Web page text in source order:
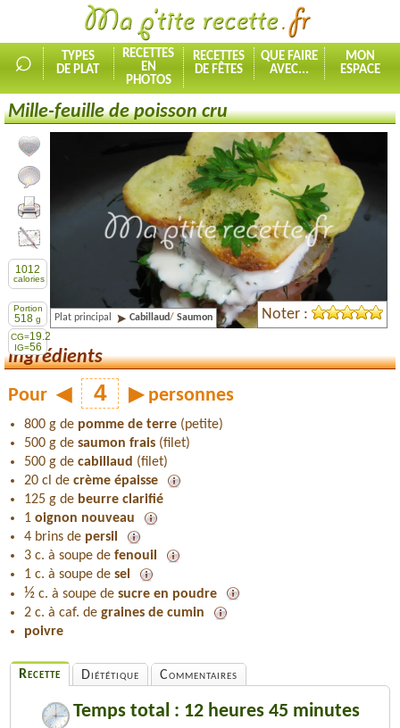
⌕
TYPES
DE PLAT
RECETTES
EN
PHOTOS
RECETTES
DE FÊTES
QUE FAIRE
AVEC...
MON
ESPACE
Mille-feuille de poisson cru
Ajouter la recette à mes favorites
Commenter, noter la recette
Imprimer la recette
Partager cette recette
1012
calories
Portion
518 g
CG=19.2
IG=56
Plat principal Cabillaud/ Saumon Noter :
Ingrédients
Pour ◀ ▶ personnes
800 g de pomme de terre (petite)
500 g de saumon frais (filet)
500 g de cabillaud (filet)
20 cl de crème épaisse
125 g de beurre clarifié
1 oignon nouveau
4 brins de persil
3 c. à soupe de fenouil
1 c. à soupe de sel
½ c. à soupe de sucre en poudre
2 c. à caf. de graines de cumin
poivre
Recette Diététique Commentaires
Temps total : 12 heures 45 minutes